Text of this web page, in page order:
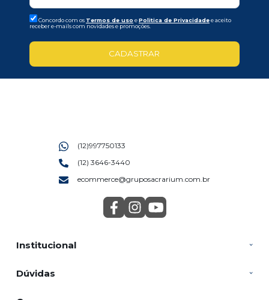
Concordo com os Termos de uso ePolitica de Privacidadee aceito
receber e-mails com novidades e promoções.
CADASTRAR
Institucional
Dúvidas
(12)997750133
(12) 3646-3440
ecommerce@gruposacrarium.com.br